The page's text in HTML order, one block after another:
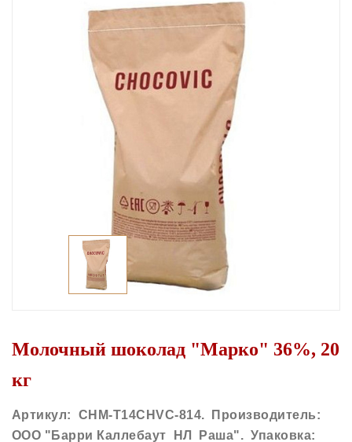
Молочный шоколад "Марко" 36%, 20
кг
Артикул: CHM-T14CHVC-814. Производитель:
ООО "Барри Каллебаут НЛ Раша". Упаковка: